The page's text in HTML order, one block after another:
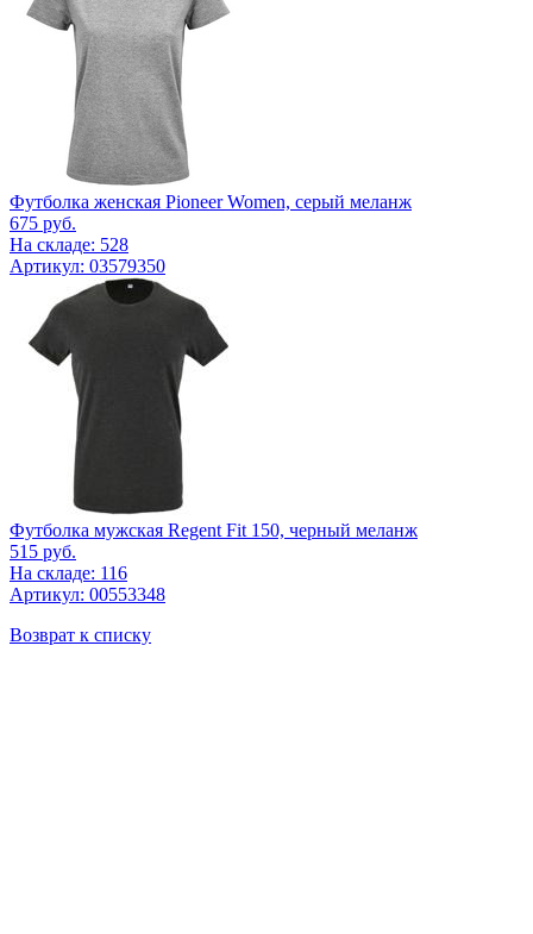
Футболка женская Pioneer Women, серый меланж
675 руб.
На складе: 528
Артикул: 03579350
Футболка мужская Regent Fit 150, черный меланж
515 руб.
На складе: 116
Артикул: 00553348
Возврат к списку